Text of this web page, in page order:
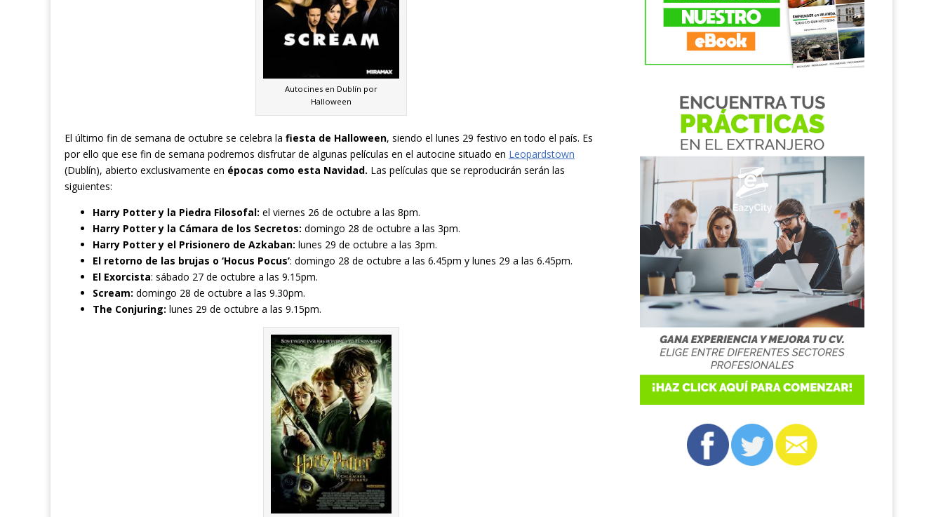
Autocines en Dublín por
Halloween
El último fin de semana de octubre se celebra la fiesta de Halloween, siendo el lunes 29 festivo en todo el país. Es
por ello que ese fin de semana podremos disfrutar de algunas películas en el autocine situado en Leopardstown
(Dublín), abierto exclusivamente en épocas como esta Navidad. Las películas que se reproducirán serán las
siguientes:
Harry Potter y la Piedra Filosofal: el viernes 26 de octubre a las 8pm.
Harry Potter y la Cámara de los Secretos: domingo 28 de octubre a las 3pm.
Harry Potter y el Prisionero de Azkaban: lunes 29 de octubre a las 3pm.
El retorno de las brujas o ‘Hocus Pocus’: domingo 28 de octubre a las 6.45pm y lunes 29 a las 6.45pm.
El Exorcista: sábado 27 de octubre a las 9.15pm.
Scream: domingo 28 de octubre a las 9.30pm.
The Conjuring: lunes 29 de octubre a las 9.15pm.